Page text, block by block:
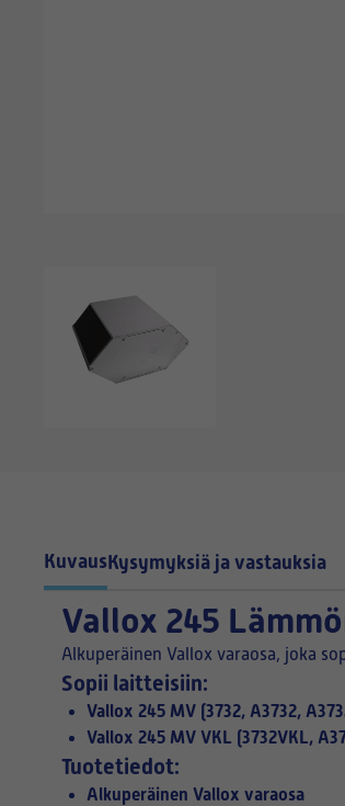
KuvausKysymyksiä ja vastauksia
Vallox 245
Alkuperäinen Vallox varaosa, joka
Sopii laitteisiin:
Vallox 245 MV (3732, A3732,
Vallox 245 MV VKL (3732VKL,
Tuotetiedot:
Alkuperäinen Vallox varaosa